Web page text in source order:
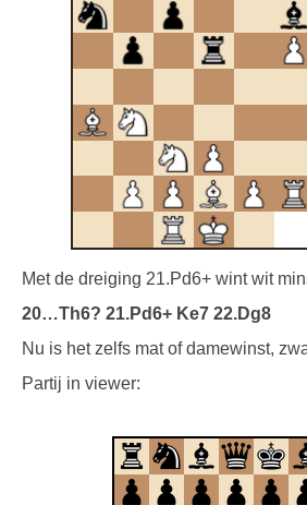
Met de dreiging 21.Pd6+ wint wit
20…Th6? 21.Pd6+ Ke7 22.Dg8
Nu is het zelfs mat of damewinst,
Partij in viewer: